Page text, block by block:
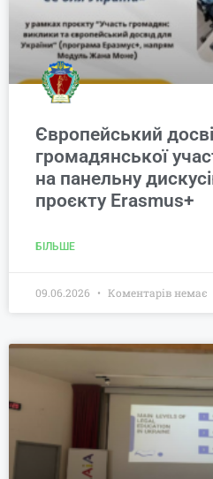
Європейський
громадянської
на панельну
проєкту Erasmus+
БІЛЬШЕ
09.06.2026 Коментарів немає